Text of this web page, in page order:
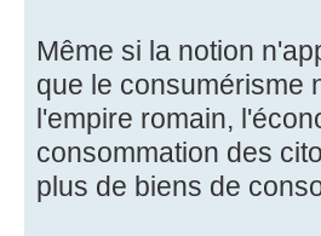
Même si la notion
que le consumérisme
l'empire romain,
consommation des
plus de biens de